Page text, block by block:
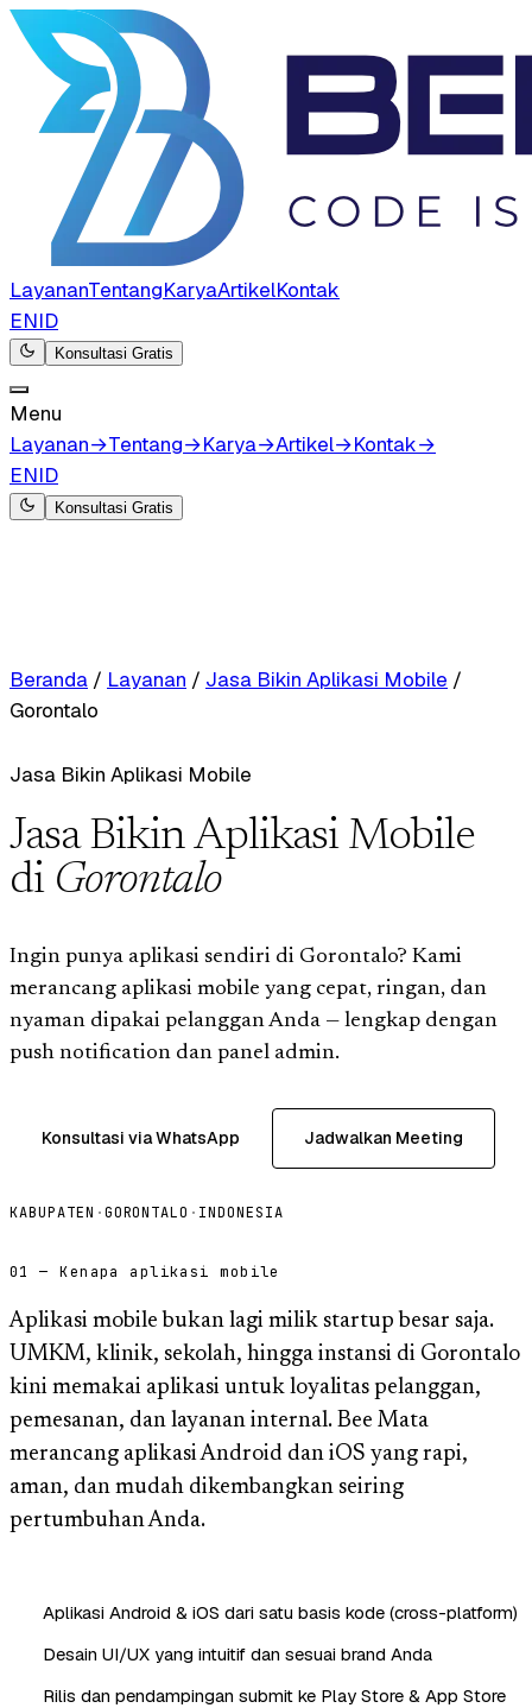
LayananTentangKaryaArtikelKontak
ENID
Konsultasi Gratis
Menu
Layanan→Tentang→Karya→Artikel→Kontak→
ENID
Konsultasi Gratis
Beranda / Layanan / Jasa Bikin Aplikasi Mobile /
Gorontalo
Jasa Bikin Aplikasi Mobile
Jasa Bikin Aplikasi Mobile
di Gorontalo
Ingin punya aplikasi sendiri di Gorontalo? Kami
merancang aplikasi mobile yang cepat, ringan, dan
nyaman dipakai pelanggan Anda — lengkap dengan
push notification dan panel admin.
Konsultasi via WhatsApp Jadwalkan Meeting
KABUPATEN ·GORONTALO · INDONESIA
01 — Kenapa aplikasi mobile
Aplikasi mobile bukan lagi milik startup besar saja.
UMKM, klinik, sekolah, hingga instansi di Gorontalo
kini memakai aplikasi untuk loyalitas pelanggan,
pemesanan, dan layanan internal. Bee Mata
merancang aplikasi Android dan iOS yang rapi,
aman, dan mudah dikembangkan seiring
pertumbuhan Anda.
Aplikasi Android & iOS dari satu basis kode (cross-platform)
Desain UI/UX yang intuitif dan sesuai brand Anda
Rilis dan pendampingan submit ke Play Store & App Store